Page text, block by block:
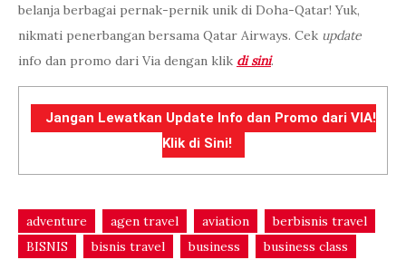
belanja berbagai pernak-pernik unik di Doha-Qatar! Yuk,
nikmati penerbangan bersama Qatar Airways. Cek update
info dan promo dari Via dengan klik di sini.
Jangan Lewatkan Update Info dan Promo dari VIA!
Klik di Sini!
adventure agen travel aviation
berbisnis travel
BISNIS
bisnis travel business
business class